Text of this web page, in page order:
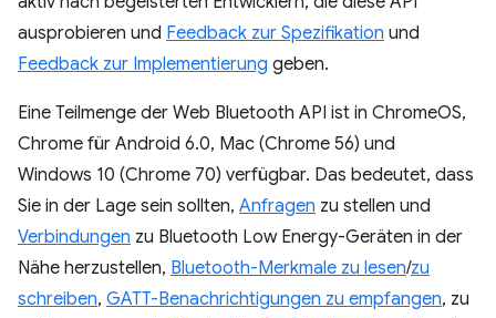
ausprobieren und Feedback zur Spezifikation und
Feedback zur Implementierung geben.
Eine Teilmenge der Web Bluetooth API ist in ChromeOS,
Chrome für Android 6.0, Mac (Chrome 56) und
Windows 10 (Chrome 70) verfügbar. Das bedeutet, dass
Sie in der Lage sein sollten, Anfragen zu stellen und
Verbindungen zu Bluetooth Low Energy-Geräten in der
Nähe herzustellen, Bluetooth-Merkmale zu lesen/zu
schreiben, GATT-Benachrichtigungen zu empfangen, zu